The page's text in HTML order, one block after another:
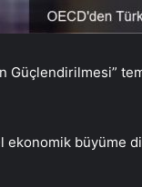
Güçlendirilmesi”
ekonomik